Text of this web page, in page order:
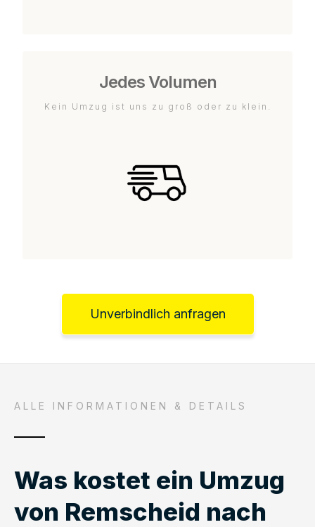
Jedes Volumen
Kein Umzug ist uns zu groß oder zu klein.
Unverbindlich anfragen
ALLE INFORMATIONEN & DETAILS
Was kostet ein Umzug
von Remscheid nach